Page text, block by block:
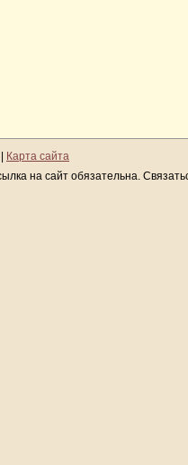
Карта сайта
на сайт обязательна.